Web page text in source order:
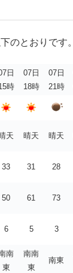
のとおりです。
日
時
07日
18時
07日
21時
天 晴天 晴天
33 31 28
50 61 73
6 5 3
南
東
南南
東
南東